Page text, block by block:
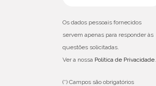
Os dados pessoais fornecidos
servem apenas para responder às
questões solicitadas.
Ver a nossa Política de Privacidade.
(*) Campos são obrigatórios